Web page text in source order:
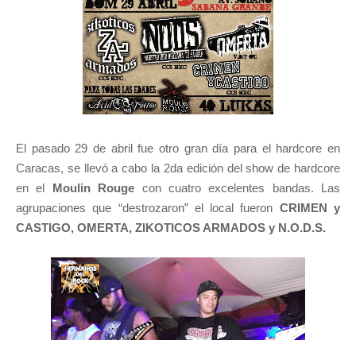
El pasado 29 de abril fue otro gran día para el hardcore en
Caracas, se llevó a cabo la 2da edición del show de hardcore
en el Moulin Rouge con cuatro excelentes bandas. Las
agrupaciones que “destrozaron” el local fueron CRIMEN y
CASTIGO, OMERTA, ZIKOTICOS ARMADOS y N.O.D.S.